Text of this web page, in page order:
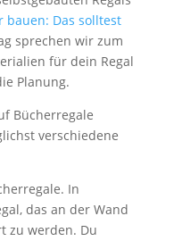
bauen: Das solltest
sprechen wir zum
für dein Regal
Planung.
Bücherregale
verschiedene
In
das an der Wand
zu werden. Du